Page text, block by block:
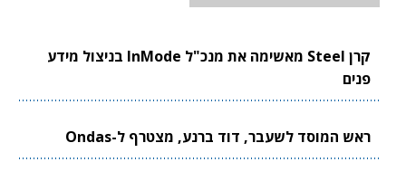
קרן Steel מאשימה את מנכ"ל InMode בניצול מידע
פנים
ראש המוסד לשעבר, דוד ברנע, מצטרף ל-Ondas